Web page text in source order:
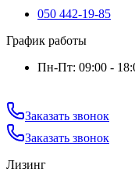
050 442-19-85
График работы
Пн-Пт: 09:00 -
Заказать звонок
Заказать звонок
Лизинг